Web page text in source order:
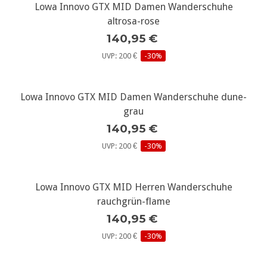
Lowa Innovo GTX MID Damen Wanderschuhe
altrosa-rose
140,95 €
UVP: 200 € -30%
Lowa Innovo GTX MID Damen Wanderschuhe dune-
grau
140,95 €
UVP: 200 € -30%
Lowa Innovo GTX MID Herren Wanderschuhe
rauchgrün-flame
140,95 €
UVP: 200 € -30%